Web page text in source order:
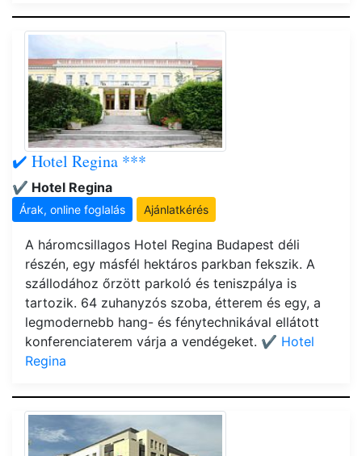
✔️ Hotel Regina ***
✔️ Hotel Regina
Árak, online foglalás Ajánlatkérés
A háromcsillagos Hotel Regina Budapest déli
részén, egy másfél hektáros parkban fekszik. A
szállodához őrzött parkoló és teniszpálya is
tartozik. 64 zuhanyzós szoba, étterem és egy, a
legmodernebb hang- és fénytechnikával ellátott
konferenciaterem várja a vendégeket. ✔️ Hotel
Regina